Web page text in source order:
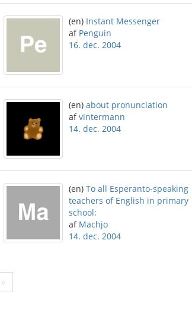
(en) Instant Messenger
af Penguin
16. dec. 2004
(en) about pronunciation
afvintermann
14. dec. 2004
(en) To all Esperanto-speaking
teachers of English in primary
school:
af Machjo
14. dec. 2004
»